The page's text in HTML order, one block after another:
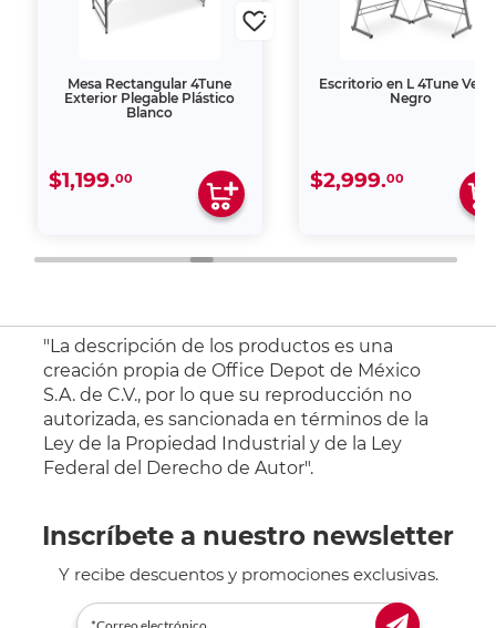
Mesa Rectangular 4Tune
Exterior Plegable Plástico
Blanco
$1,199.00
Escritorio en L 4Tune
Negro
$2,999.00
"La descripción de los productos es una
creación propia de Office Depot de México
S.A. de C.V., por lo que su reproducción no
autorizada, es sancionada en términos de la
Ley de la Propiedad Industrial y de la Ley
Federal del Derecho de Autor".
Inscríbete a nuestro newsletter
Y recibe descuentos y promociones exclusivas.